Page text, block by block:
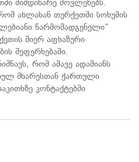
მიმდინარე მოვლენებს.
ახლახან თურქეთში სოხუმის
წარმომადგენელი“
მიერ აფხაზური
შეფერხებაში.
რომ ამავე ადამიანს
მხარესთან ქართული
კონტაქტებში